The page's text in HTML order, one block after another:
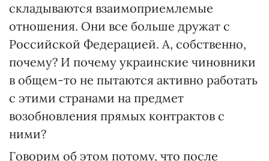
складываются взаимоприемлемые
отношения. Они все больше дружат с
Российской Федерацией. А, собственно,
почему? И почему украинские чиновники
в общем-то не пытаются активно работать
с этими странами на предмет
возобновления прямых контрактов с
ними?
Говорим об этом потому, что после